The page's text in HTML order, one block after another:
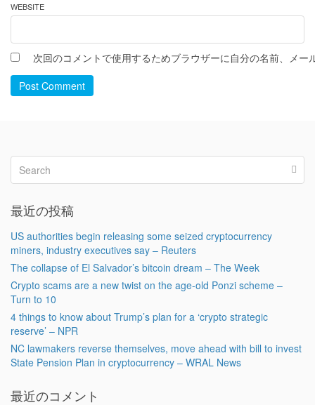
WEBSITE
次回のコメントで使用するためブラウザーに自分の名前、メー
Post Comment
最近の投稿
US authorities begin releasing some seized cryptocurrency
miners, industry executives say – Reuters
The collapse of El Salvador’s bitcoin dream – The Week
Crypto scams are a new twist on the age-old Ponzi scheme –
Turn to 10
4 things to know about Trump’s plan for a ‘crypto strategic
reserve’ – NPR
NC lawmakers reverse themselves, move ahead with bill to invest
State Pension Plan in cryptocurrency – WRAL News
最近のコメント